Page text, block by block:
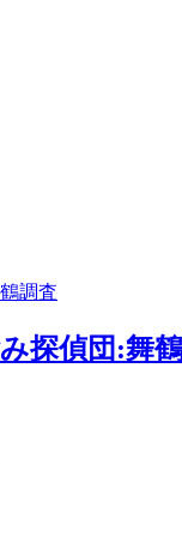
探偵団:舞